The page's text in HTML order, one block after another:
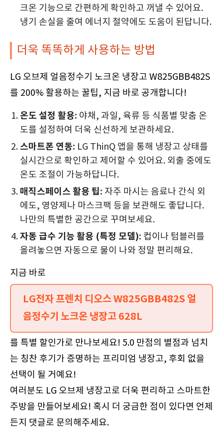
크온 기능으로 간편하게 확인하고 꺼낼 수 있어요.
냉기 손실을 줄여 에너지 절약에도 도움이 된답니다.
더욱 똑똑하게 사용하는 방법
LG 오브제 얼음정수기 노크온 냉장고 W825GBB482S
를 200% 활용하는 꿀팁, 지금 바로 공개합니다!
온도 설정 활용: 야채, 과일, 육류 등 식품별 맞춤 온
도를 설정하여 더욱 신선하게 보관하세요.
스마트폰 연동: LG ThinQ 앱을 통해 냉장고 상태를
실시간으로 확인하고 제어할 수 있어요. 외출 중에도
온도 조절이 가능하답니다.
매직스페이스 활용 팁: 자주 마시는 음료나 간식 외
에도, 영양제나 마스크팩 등을 보관해도 좋답니다.
나만의 특별한 공간으로 꾸며보세요.
자동 급수 기능 활용 (특정 모델): 컵이나 텀블러를
올려놓으면 자동으로 물이 나와 정말 편리해요.
지금 바로
LG전자 프렌치 디오스 W825GBB482S 얼
음정수기 노크온 냉장고 628L
를 특별 할인가로 만나보세요! 5.0 만점의 별점과 넘치
는 칭찬 후기가 증명하는 프리미엄 냉장고, 후회 없을
선택이 될 거예요!
여러분도 LG 오브제 냉장고로 더욱 편리하고 스마트한
주방을 만들어보세요! 혹시 더 궁금한 점이 있다면 언제
든지 댓글로 문의해주세요.